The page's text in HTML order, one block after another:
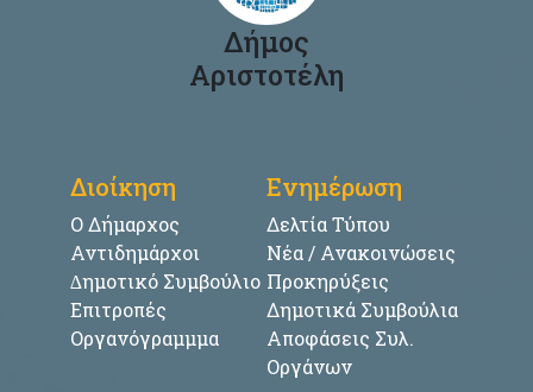
Δήμος
Αριστοτέλη
Διοίκηση
Ο Δήμαρχος
Αντιδημάρχοι
∆ημοτικό Συμβούλιο
Επιτροπές
Οργανόγραμμμα
Ενημέρωση
Δελτία Τύπου
Νέα / Ανακοινώσεις
Προκηρύξεις
Δημοτικά Συμβούλια
Αποφάσεις Συλ.
Οργάνων